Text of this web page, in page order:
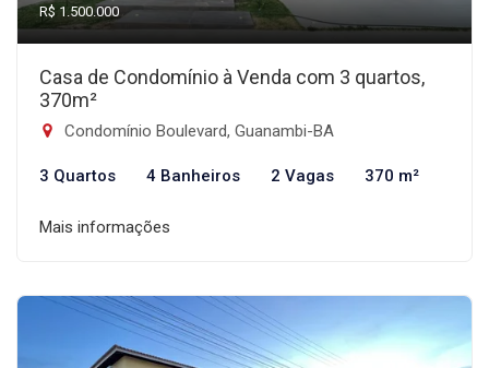
R$ 1.500.000
Casa de Condomínio à Venda com 3 quartos,
370m²
Condomínio Boulevard, Guanambi-BA
3 Quartos 4 Banheiros 2 Vagas 370 m²
Mais informações